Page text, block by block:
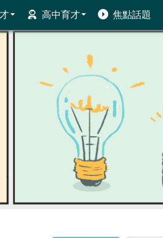
高中育才 焦點話題